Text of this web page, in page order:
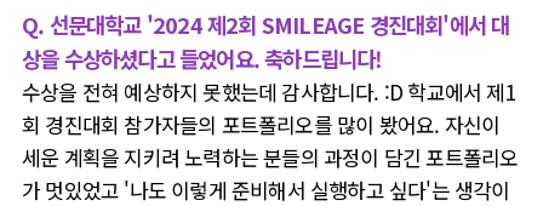
Q. 선문대학교 '2024 제2회 SMILEAGE 경진대회'에서 대
상을 수상하셨다고 들었어요. 축하드립니다!
수상을 전혀 예상하지 못했는데 감사합니다. :D 학교에서 제1
회 경진대회 참가자들의 포트폴리오를 많이 봤어요. 자신이
세운 계획을 지키려 노력하는 분들의 과정이 담긴 포트폴리오
가 멋있었고 '나도 이렇게 준비해서 실행하고 싶다'는 생각이